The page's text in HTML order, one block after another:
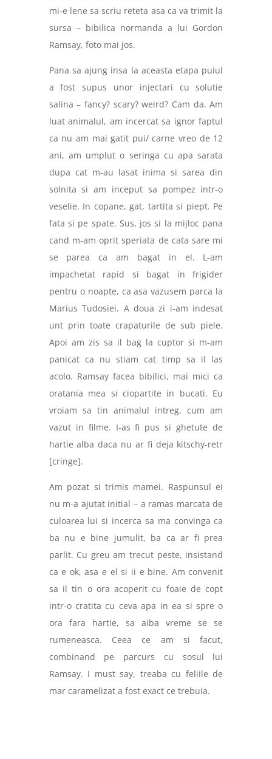
mi-e lene sa scriu reteta asa ca va trimit la
sursa – bibilica normanda a lui Gordon
Ramsay, foto mai jos.
Pana sa ajung insa la aceasta etapa puiul
a fost supus unor injectari cu solutie
salina – fancy? scary? weird? Cam da. Am
luat animalul, am incercat sa ignor faptul
ca nu am mai gatit pui/ carne vreo de 12
ani, am umplut o seringa cu apa sarata
dupa cat m-au lasat inima si sarea din
solnita si am inceput sa pompez intr-o
veselie. In copane, gat, tartita si piept. Pe
fata si pe spate. Sus, jos si la mijloc pana
cand m-am oprit speriata de cata sare mi
se parea ca am bagat in el. L-am
impachetat rapid si bagat in frigider
pentru o noapte, ca asa vazusem parca la
Marius Tudosiei. A doua zi i-am indesat
unt prin toate crapaturile de sub piele.
Apoi am zis sa il bag la cuptor si m-am
panicat ca nu stiam cat timp sa il las
acolo. Ramsay facea bibilici, mai mici ca
oratania mea si ciopartite in bucati. Eu
vroiam sa tin animalul intreg, cum am
vazut in filme. I-as fi pus si ghetute de
hartie alba daca nu ar fi deja kitschy-retr
[cringe].
Am pozat si trimis mamei. Raspunsul ei
nu m-a ajutat initial – a ramas marcata de
culoarea lui si incerca sa ma convinga ca
ba nu e bine jumulit, ba ca ar fi prea
parlit. Cu greu am trecut peste, insistand
ca e ok, asa e el si ii e bine. Am convenit
sa il tin o ora acoperit cu foaie de copt
intr-o cratita cu ceva apa in ea si spre o
ora fara hartie, sa aiba vreme se se
rumeneasca. Ceea ce am si facut,
combinand pe parcurs cu sosul lui
Ramsay. I must say, treaba cu feliile de
mar caramelizat a fost exact ce trebuia.